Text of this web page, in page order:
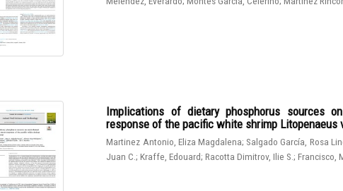
Implications of dietary phosphorus sources
response of the pacific white shrimp Litopenaeus
Martinez Antonio, Eliza Magdalena; Salgado García, Rosa
Juan C.;Kraffe, Edouard;Racotta Dimitrov, Ilie S.;Francisco,